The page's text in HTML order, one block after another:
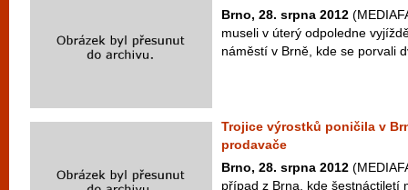
Brno, 28. srpna 2012
museli v úterý odpoledne
náměstí v Brně, kde se porvali
Trojice výrostků poničila v
prodavače
Brno, 28. srpna 2012
případ z Brna, kde šestnáctiletí